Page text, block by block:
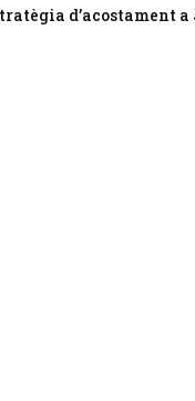
d’acostament